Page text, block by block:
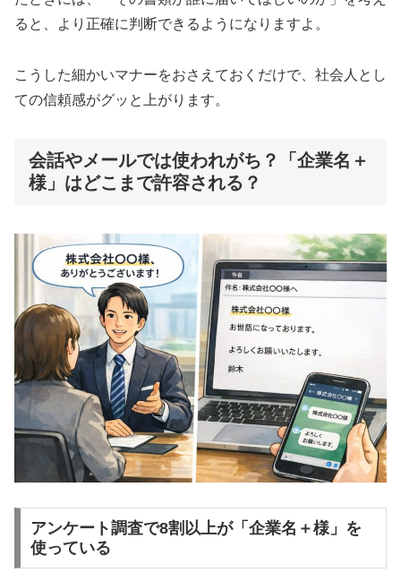
ると、より正確に判断できるようになりますよ。
こうした細かいマナーをおさえておくだけで、社会人とし
ての信頼感がグッと上がります。
会話やメールでは使われがち？「企業名＋
様」はどこまで許容される？
アンケート調査で8割以上が「企業名＋様」を
使っている